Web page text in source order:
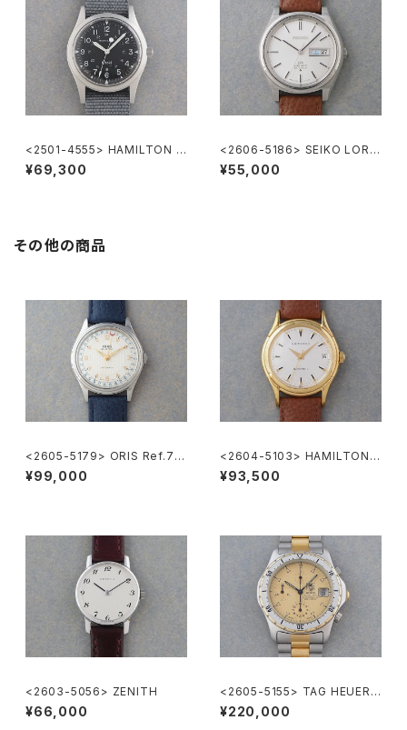
<2501-4555> HAMILTON K
haki
¥69,300
<2606-5186> SEIKO LORD
MATIC
¥55,000
その他の商品
<2605-5179> ORIS Ref.74
70 ”POINTER DATE"
¥99,000
<2604-5103> HAMILTON A
utomatic
¥93,500
<2603-5056> ZENITH
¥66,000
<2605-5155> TAG HEUER 2
000 Chronograph
¥220,000